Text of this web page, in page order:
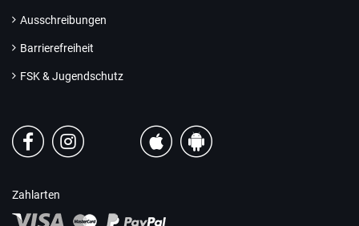
Ausschreibungen
Barrierefreiheit
FSK & Jugendschutz
Zahlarten